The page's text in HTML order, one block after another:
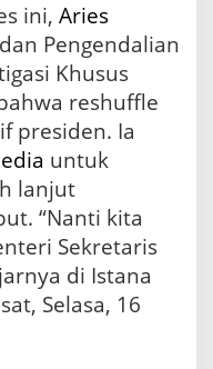
ini, Aries
Pengendalian
Khusus
reshuffle
presiden. Ia
untuk
lanjut
“Nanti kita
Sekretaris
di Istana
Selasa, 16